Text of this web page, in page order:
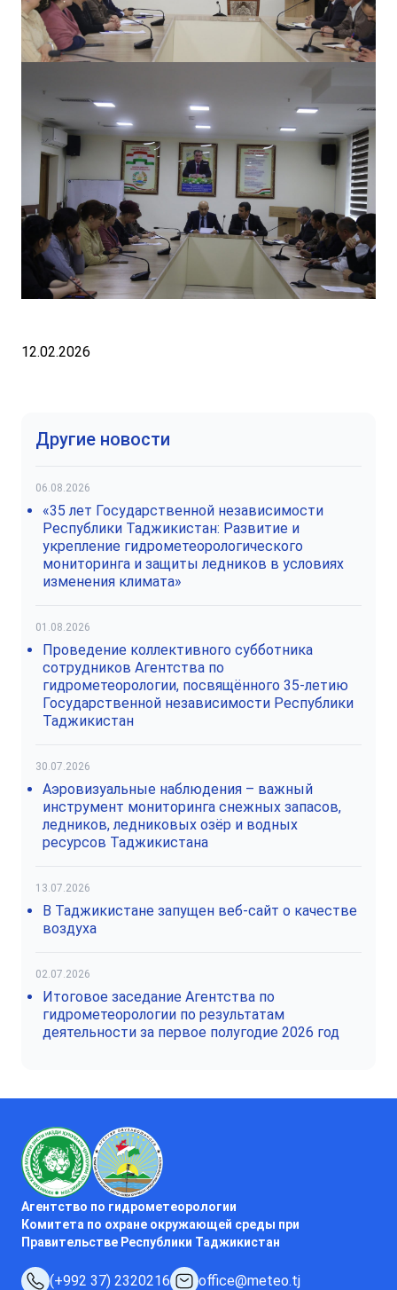
12.02.2026
Другие новости
06.08.2026
«35 лет Государственной независимости
Республики Таджикистан: Развитие и
укрепление гидрометеорологического
мониторинга и защиты ледников в условиях
изменения климата»
01.08.2026
Проведение коллективного субботника
сотрудников Агентства по
гидрометеорологии, посвящённого 35-летию
Государственной независимости Республики
Таджикистан
30.07.2026
Аэровизуальные наблюдения – важный
инструмент мониторинга снежных запасов,
ледников, ледниковых озёр и водных
ресурсов Таджикистана
13.07.2026
В Таджикистане запущен веб-сайт о качестве
воздуха
02.07.2026
Итоговое заседание Агентства по
гидрометеорологии по результатам
деятельности за первое полугодие 2026 год
Агентство по гидрометеорологии
Комитета по охране окружающей среды при
Правительстве Республики Таджикистан
(+992 37) 2320216 office@meteo.tj